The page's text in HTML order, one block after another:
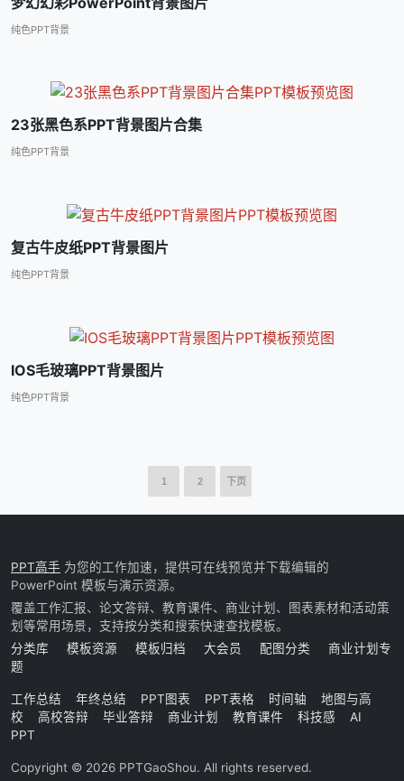
纯色PPT背景
23张黑色系PPT背景图片合集
纯色PPT背景
复古牛皮纸PPT背景图片
纯色PPT背景
IOS毛玻璃PPT背景图片
纯色PPT背景
1 2 下页
PPT高手 为您的工作加速，提供可在线预览并下载编辑的
PowerPoint 模板与演示资源。
覆盖工作汇报、论文答辩、教育课件、商业计划、图表素材和活动策
划等常用场景，支持按分类和搜索快速查找模板。
分类库
模板资源 模板归档 大会员 配图分类
商业计划专
题
工作总结 年终总结 PPT图表 PPT表格 时间轴
地图与高
校
高校答辩 毕业答辩 商业计划 教育课件 科技感
AI
PPT
Copyright © 2026 PPTGaoShou. All rights reserved.